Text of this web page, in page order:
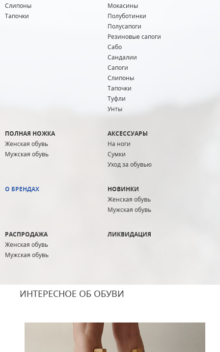
Слипоны
Тапочки
Мокасины
Полуботинки
Полусапоги
Резиновые сапоги
Сабо
Сандалии
Сапоги
Слипоны
Тапочки
Туфли
Унты
ПОЛНАЯ НОЖКА
Женская обувь
Мужская обувь
АКСЕССУАРЫ
На ноги
Сумки
Уход за обувью
О БРЕНДАХ
НОВИНКИ
Женская обувь
Мужская обувь
РАСПРОДАЖА
Женская обувь
Мужская обувь
ЛИКВИДАЦИЯ
ИНТЕРЕСНОЕ ОБ ОБУВИ